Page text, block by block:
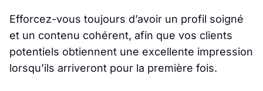
Efforcez-vous toujours d’avoir un profil soigné
et un contenu cohérent, afin que vos clients
potentiels obtiennent une excellente impression
lorsqu’ils arriveront pour la première fois.